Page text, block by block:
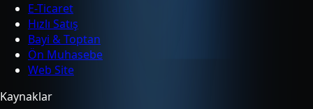
E-Ticaret
Hızlı Satış
Bayi & Toptan
Ön Muhasebe
Web Site
Kaynaklar